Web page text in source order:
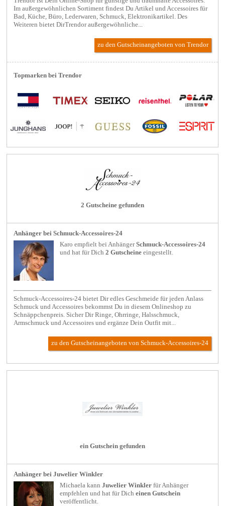
Im außergewöhnlichen Sortiment findest Du Artikel und Accessoires für
Bad, Küche, Büro, Lederwaren, Schmuck, Elektronikartikel. Des
Weiteren bietet DirTrendor außergewöhnliche...
zu den Gutscheinangeboten von Trendor
Topmarken bei Trendor
2 Gutscheine gefunden
Anhänger bei Schmuck-Accessoires-24
Karo empfielt beiAnhänger Schmuck-Accessoires-24
und hat für Dich2 Gutscheine eingestellt.
Schmuck-Accessoires-24 bietet Dir edles Geschmeide für jeden Anlass
Schmuck und Accessoires bekommst Du in diesem Onlineshop zu
Schnäppchenpreis. Sicher Dir Ringe, Ohrringe, Halsschmuck,
Armschmuck und Accessoires und ergänze Dein Outfit mit...
zu den Gutscheinangeboten von Schmuck-Accessoires-24
ein Gutschein gefunden
Anhänger bei Juwelier Winkler
Michaela kannJuwelier Winkler fürAnhänger
empfehlen und hat für Dicheinen Gutschein
veröffentlicht.